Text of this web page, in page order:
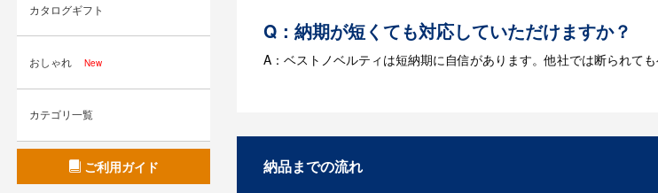
Q：納期が短くても対応していただけますか？
A：ベストノベルティは短納期に自信があります。他社では断られて
納品までの流れ
カタログギフト
おしゃれ New
カテゴリ一覧
ご利用ガイド